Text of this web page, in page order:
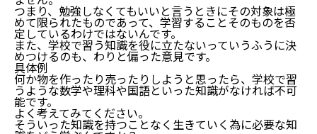
つまり、勉強しなくてもいいと言うときにその対象は極
めて限られたものであって、学習することそのものを否
定しているわけではないんです。
また、学校で習う知識を役に立たないっていうふうに決
めつけるのも、わりと偏った意見です。
具体例
何か物を作ったり売ったりしようと思ったら、学校で習
うような数学や理科や国語といった知識がなければ不可
能です。
よく考えてみてください。
そういった知識を持つことなく生きていく為に必要な知